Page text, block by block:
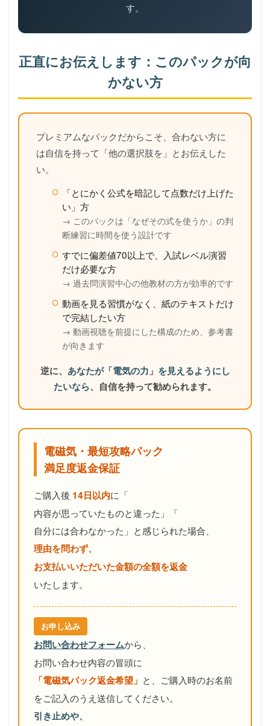
す。
正直にお伝えします：このパックが向
かない方
プレミアムなパックだからこそ、合わない方に
は自信を持って「他の選択肢を」とお伝えした
い。
「とにかく公式を暗記して点数だけ上げた
い」方
→ このパックは「なぜその式を使うか」の判
断練習に時間を使う設計です
すでに偏差値70以上で、入試レベル演習
だけ必要な方
→ 過去問演習中心の他教材の方が効率的です
動画を見る習慣がなく、紙のテキストだけ
で完結したい方
→ 動画視聴を前提にした構成のため、参考書
が向きます
逆に、 あなたが「電気の力」を見えるようにし
たいなら、自信を持って勧められます。
電磁気・最短攻略パック
満足度返金保証
ご購入後 14日以内に「
内容が思っていたものと違った 」「
自分には合わなかった 」と感じられた場合、
理由を問わず、
お支払いいただいた金額の全額を返金
いたします。
お申し込み
お問い合わせフォームから、
お問い合わせ内容の冒頭に
「電磁気パック返金希望」 と、 ご購入時のお名前
をご記入のうえ送信してください。
引き止めや、